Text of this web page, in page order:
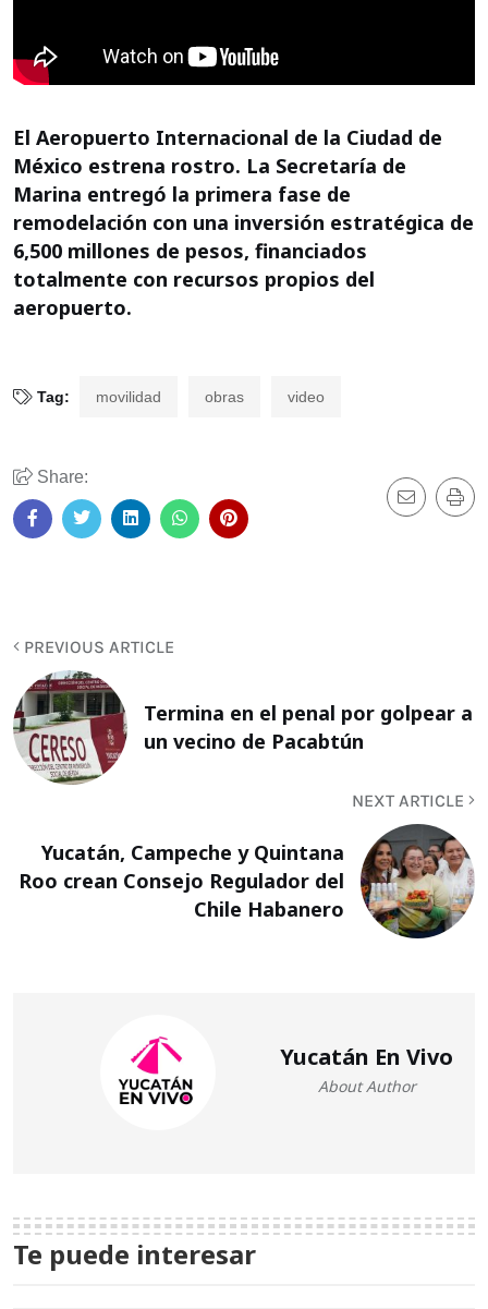
El Aeropuerto Internacional de la Ciudad de
México estrena rostro. La Secretaría de
Marina entregó la primera fase de
remodelación con una inversión estratégica de
6,500 millones de pesos, financiados
totalmente con recursos propios del
aeropuerto.
Tag: movilidad obras video
Share:
PREVIOUS ARTICLE
Termina en el penal por golpear a
un vecino de Pacabtún
NEXT ARTICLE
Yucatán, Campeche y Quintana
Roo crean Consejo Regulador del
Chile Habanero
Yucatán En Vivo
About Author
Te puede interesar